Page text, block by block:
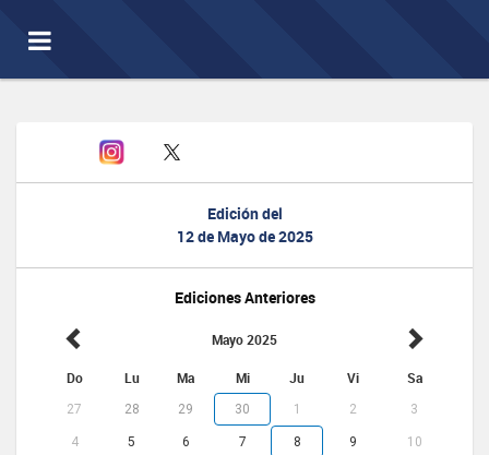
Toggle
navigation
Edición del
12 de Mayo de 2025
Ediciones Anteriores
Mayo 2025
Do Lu Ma Mi Ju Vi Sa
27 28 29 30 1 2 3
4 5 6 7 8 9 10